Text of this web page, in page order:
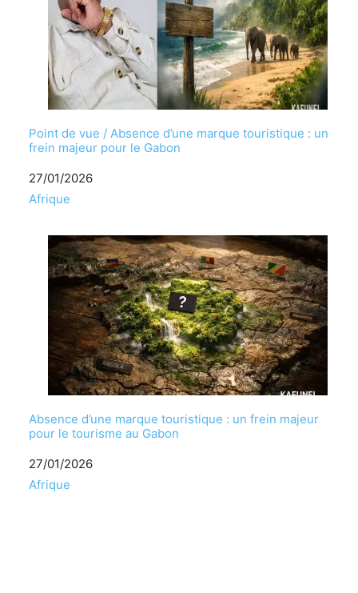
Point de vue / Absence d’une marque touristique : un
frein majeur pour le Gabon
Date
27/01/2026
Par rapport à
Afrique
Absence d’une marque touristique : un frein majeur
pour le tourisme au Gabon
Date
27/01/2026
Par rapport à
Afrique